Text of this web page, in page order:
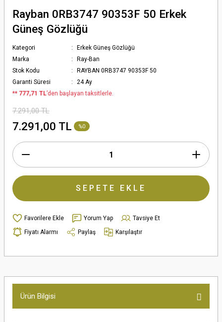
Rayban 0RB3747 90353F 50 Erkek
Güneş Gözlüğü
Kategori
Erkek Güneş Gözlüğü
Marka
Ray-Ban
Stok Kodu
RAYBAN 0RB3747 90353F 50
Garanti Süresi
24 Ay
** 777,71 TL’den başlayan taksitlerle.
7.291,00 TL
7.291,00 TL %0
SEPETE EKLE
Yorum Yap
Tavsiye Et
Fiyatı Alarmı
Paylaş Karşılaştır
Ürün Bilgisi